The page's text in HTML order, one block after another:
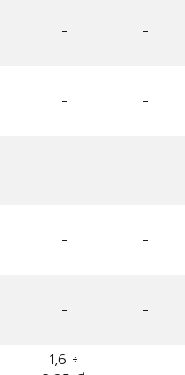
- -
- -
- -
- -
- -
1,6 ÷